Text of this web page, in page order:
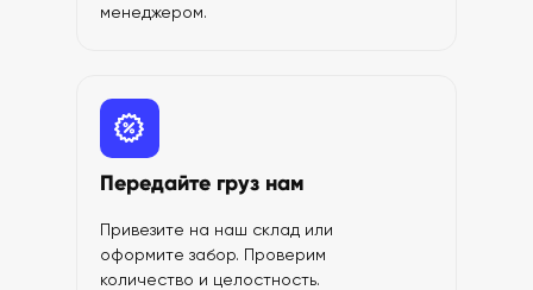
менеджером.
Передайте груз нам
Привезите на наш склад или
оформите забор. Проверим
количество и целостность.